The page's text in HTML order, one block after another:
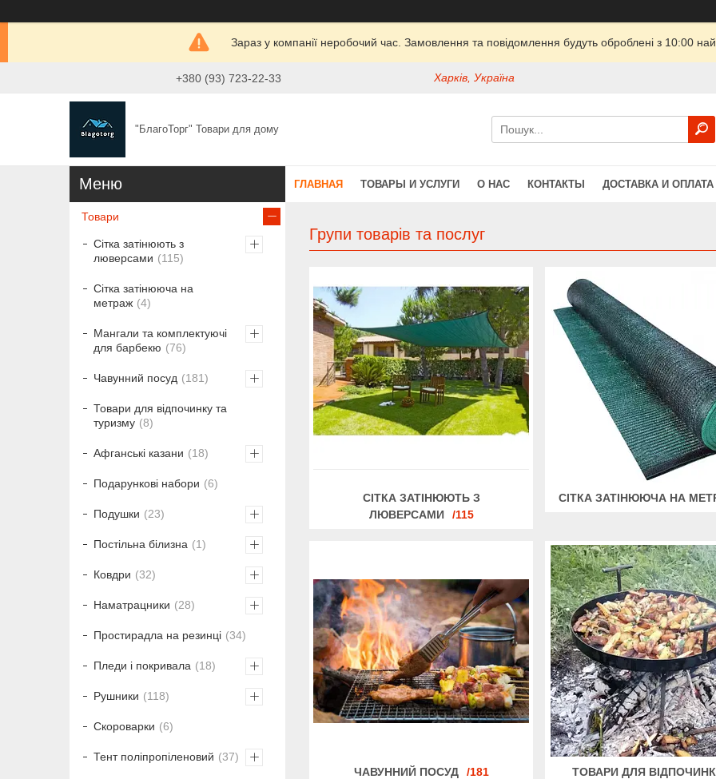
Зараз у компанії неробочий час. Замовлення та повідомлення будуть оброблені з 10:00
+380 (93) 723-22-33 Харків, Україна
"БлагоТорг" Товари для дому
ГЛАВНАЯ ТОВАРЫ И УСЛУГИ О НАС КОНТАКТЫ ДОСТАВКА И ОПЛАТА
Групи товарів та послуг
СІТКА ЗАТІНЮЮТЬ З
ЛЮВЕРСАМИ
115
СІТКА ЗАТІНЮЮЧА НА
ЧАВУННИЙ ПОСУД 181
ТОВАРИ ДЛЯ
Товари
Сітка затінюють з
люверсами
115
Сітка затінююча на
метраж
4
Мангали та комплектуючі
для барбекю
76
Чавунний посуд 181
Товари для відпочинку та
туризму
8
Афганські казани 18
Подарункові набори 6
Подушки 23
Постільна білизна 1
Ковдри 32
Наматрацники 28
Простирадла на резинці 34
Пледи і покривала 18
Рушники 118
Скороварки 6
Тент поліпропіленовий 37